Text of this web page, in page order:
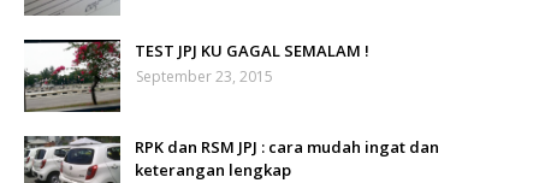
TEST JPJ KU GAGAL SEMALAM !
September 23, 2015
RPK dan RSM JPJ : cara mudah ingat dan
keterangan lengkap